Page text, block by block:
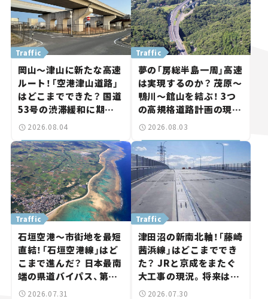
Traffic
岡山～津山に新たな高速
ルート！「空港津山道路」
はどこまでできた？ 国道
53号の渋滞緩和に期待。
岡山市側でも動きが【い
2026.08.04
Traffic
夢の「房総半島一周」高速
は実現するのか？ 茂原～
鴨川～館山を結ぶ！ 3つ
の高規格道路計画の現
状。「館山鴨川道路」で検
路計画】
2026.08.03
Traffic
石垣空港～市街地を最短
直結！「石垣空港線」はど
こまで進んだ？ 日本最南
端の県道バイパス、第2
工区も延伸開通 【いま気
2026.07.31
Traffic
津田沼の新南北軸！「藤崎
茜浜線」はどこまででき
た？ JRと京成をまたぐ
大工事の現況。将来は
「習志野～鎌ケ谷」を最短
2026.07.30